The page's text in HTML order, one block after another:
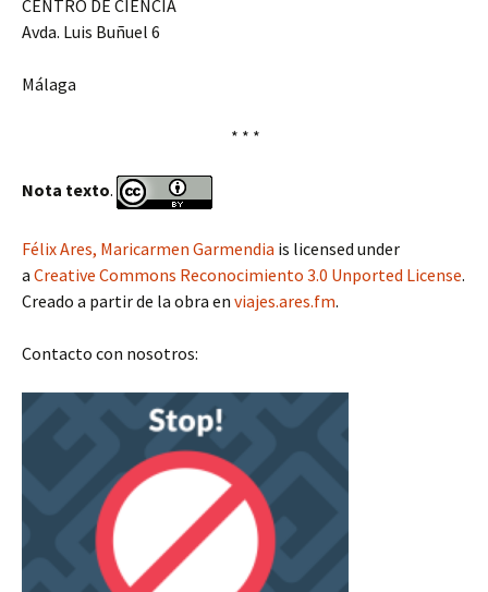
CENTRO DE CIENCIA
Avda. Luis Buñuel 6
Málaga
* * *
Nota texto.
Félix Ares, Maricarmen Garmendia is licensed under
a Creative Commons Reconocimiento 3.0 Unported License.
Creado a partir de la obra en viajes.ares.fm.
Contacto con nosotros: